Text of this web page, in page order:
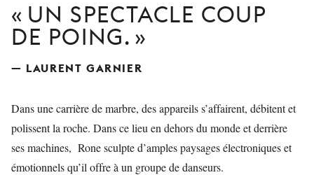
UN SPECTACLE COUP
DE POING.
— LAURENT GARNIER
Dans une carrière de marbre, des appareils s’affairent, débitent et
polissent la roche. Dans ce lieu en dehors du monde et derrière
ses machines, Rone sculpte d’amples paysages électroniques et
émotionnels qu’il offre à un groupe de danseurs.